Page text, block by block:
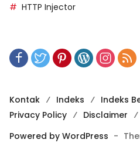
HTTP Injector
Kontak Indeks Indeks
Privacy Policy
Disclaimer
Powered by WordPress -